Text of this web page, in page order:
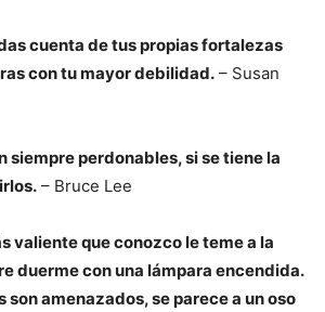
cuenta de tus propias fortalezas
con tu mayor debilidad. – Susan
siempre perdonables, si se tiene la
– Bruce Lee
valiente que conozco le teme a la
duerme con una lámpara encendida.
son amenazados, se parece a un oso